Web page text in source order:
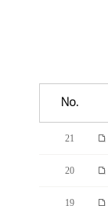
No.
21
20
19